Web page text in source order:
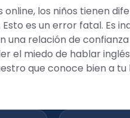
online, los niños tienen
es un error fatal. Es
una relación de
el miedo de hablar
que conoce bien a